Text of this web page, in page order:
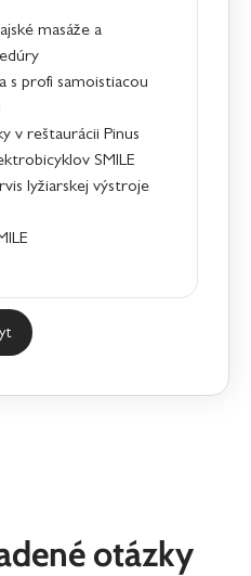
masážea
s profi samoistiacou
v reštaurácii Pinus
SMILE
lyžiarskej výstroje
otázky